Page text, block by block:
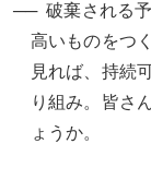
破棄される
高いものをつ
見れば、持続
り組み。皆さ
ょうか。